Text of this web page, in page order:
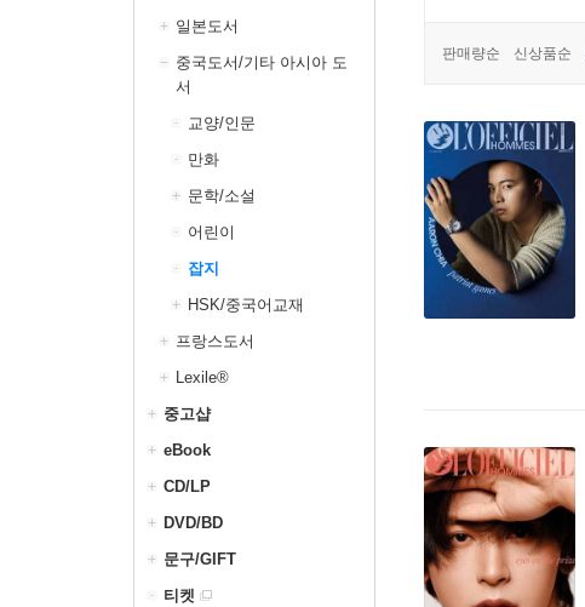
일본도서
중국도서/기타 아시아 도
서
교양/인문
만화
문학/소설
어린이
잡지
HSK/중국어교재
프랑스도서
Lexile®
중고샵
eBook
CD/LP
DVD/BD
문구/GIFT
티켓
판매량순 신상품순